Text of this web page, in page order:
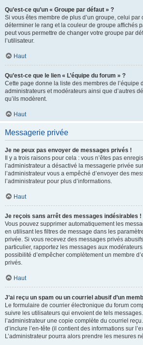
Qu’est-ce qu’un « Groupe par défaut » ?
Si vous êtes membre de plus d’un groupe, celui par
déterminer le rang et la couleur de groupe affichés
peut vous permettre de changer votre groupe par
l’utilisateur.
Haut
Qu’est-ce que le lien « L’équipe du forum » ?
Cette page donne la liste des membres de l’équipe
administrateurs et modérateurs ainsi que d’autres
qu’ils modèrent.
Haut
Messagerie privée
Je ne peux pas envoyer de messages privés !
Il y a trois raisons pour cela : vous n’êtes pas
l’administrateur a désactivé la messagerie privée
l’administrateur vous a empêché d’envoyer des
l’administrateur pour plus d’informations.
Haut
Je reçois sans arrêt des messages indésirables !
Vous pouvez supprimer automatiquement les
en utilisant les filtres de message dans les
privée. Si vous recevez des messages privés
particulier, rapportez les messages aux
possibilité d’empêcher complètement un membre
privés.
Haut
J’ai reçu un spam ou un courriel abusif d’un
Le formulaire de courrier électronique du forum
suivre les utilisateurs qui envoient de tels
l’administrateur une copie complète du courriel
d’inclure l’en-tête (il contient des informations sur
L’administrateur pourra alors prendre les mesures